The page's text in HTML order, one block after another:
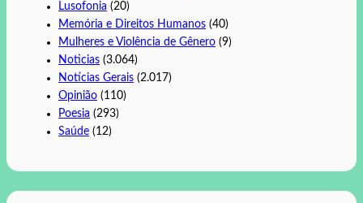
Lusofonia (20)
Memória e Direitos Humanos (40)
Mulheres e Violência de Gênero (9)
Noticias (3.064)
Notícias Gerais (2.017)
Opinião (110)
Poesia (293)
Saúde (12)